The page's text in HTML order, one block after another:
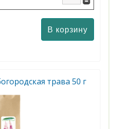
трава 50 г